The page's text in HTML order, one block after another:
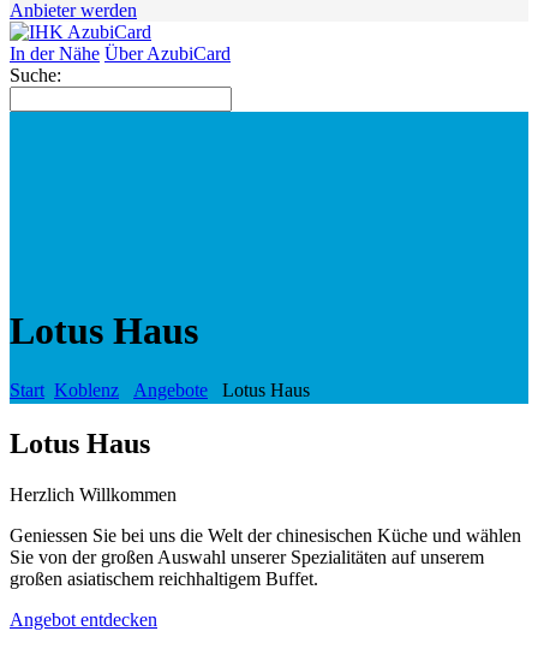
Anbieter werden
In der Nähe Über AzubiCard
Suche:
Lotus Haus
Start Koblenz Angebote Lotus Haus
Lotus Haus
Herzlich Willkommen
Geniessen Sie bei uns die Welt der chinesischen Küche und wählen
Sie von der großen Auswahl unserer Spezialitäten auf unserem
großen asiatischem reichhaltigem Buffet.
Angebot entdecken